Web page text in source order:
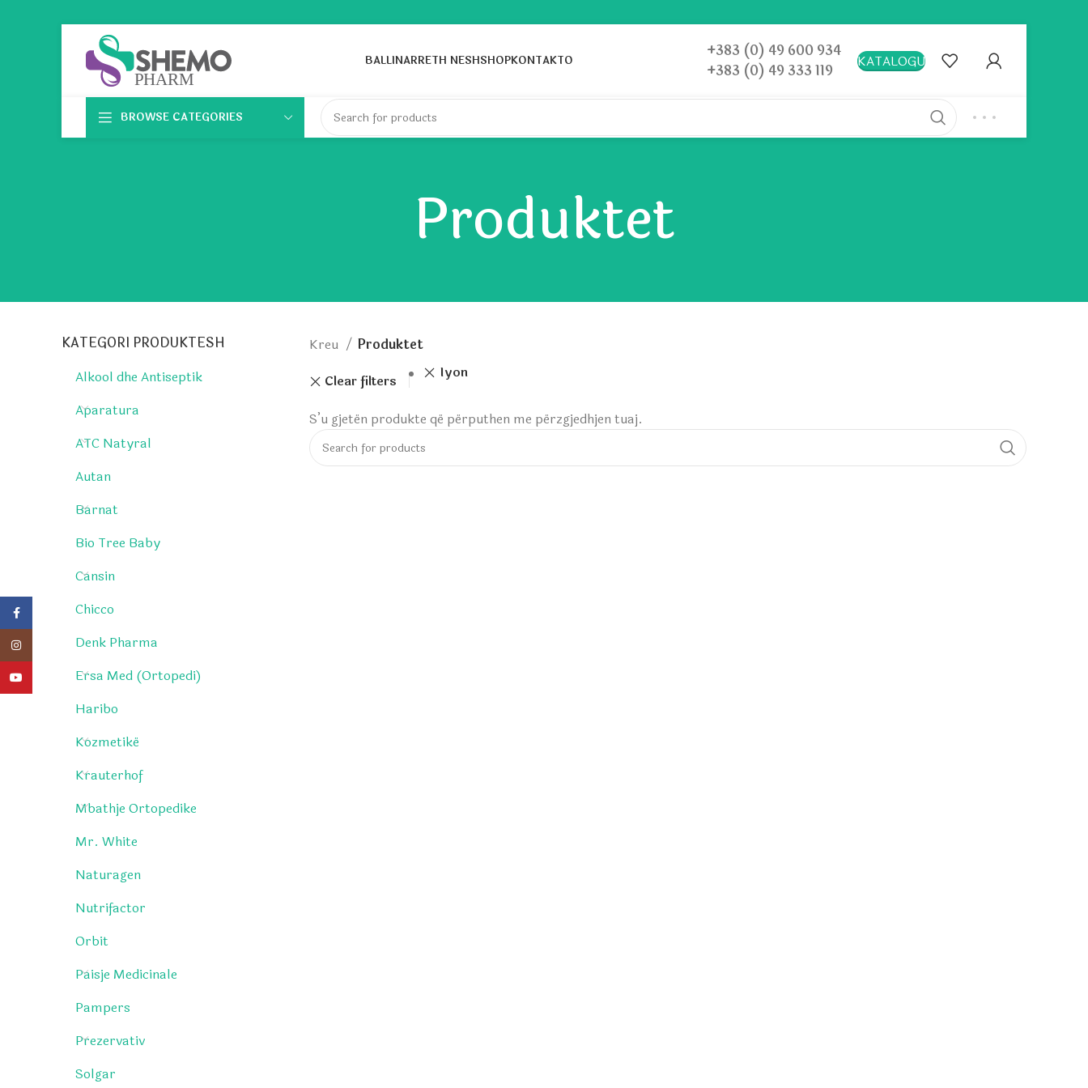
BALLINARRETH NESHSHOPKONTAKTO
+383 (0) 49 600 934
+383 (0) 49 333 119
KATALOGU
BROWSE CATEGORIES
Produktet
KATEGORI PRODUKTESH
Alkool dhe Antiseptik
Aparatura
ATC Natyral
Autan
Barnat
Bio Tree Baby
Cansin
Chicco
Denk Pharma
Ersa Med (Ortopedi)
Haribo
Kozmetikë
Krauterhof
Mbathje Ortopedike
Mr. White
Naturagen
Nutrifactor
Orbit
Paisje Medicinale
Pampers
Prezervativ
Solgar
Kreu Produktet
Clear filters Iyon
S’u gjetën produkte që përputhen me përzgjedhjen tuaj.
Facebook
Instagram
YouTube